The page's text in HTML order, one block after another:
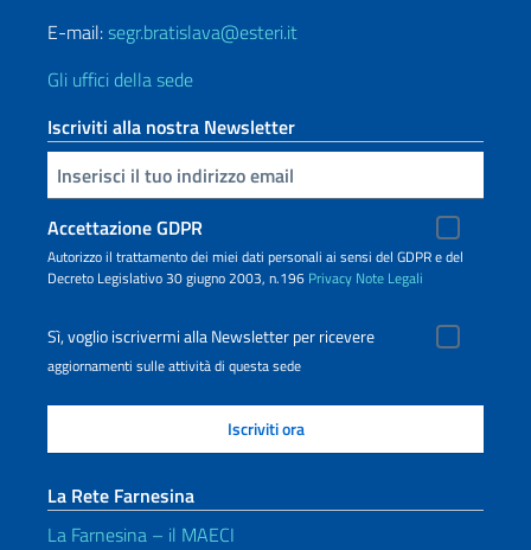
E-mail:segr.bratislava@esteri.it
Gli uffici della sede
Iscriviti alla nostra Newsletter
Inserisci la tua email
Accettazione GDPR
Autorizzo il trattamento dei miei dati personali ai sensi del GDPR e del
Decreto Legislativo 30 giugno 2003, n.196 Privacy Note Legali
Sì, voglio iscrivermi alla Newsletter per ricevere
aggiornamenti sulle attività di questa sede
La Rete Farnesina
La Farnesina – il MAECI